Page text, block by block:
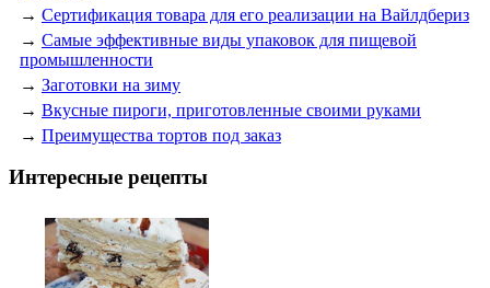
→ Сертификация товара для его реализации на Вайлдбериз
→ Самые эффективные виды упаковок для пищевой
промышленности
→ Заготовки на зиму
→ Вкусные пироги, приготовленные своими руками
→ Преимущества тортов под заказ
Интересные рецепты